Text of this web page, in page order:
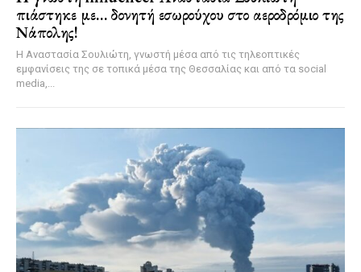
πιάστηκε με… δονητή εσωρούχου στο αεροδρόμιο της
Νάπολης!
Η Αναστασία Σουλιώτη, γνωστή μέσα από τις τηλεοπτικές
εμφανίσεις της σε τοπικά μέσα της Θεσσαλίας και από τα social
media,...